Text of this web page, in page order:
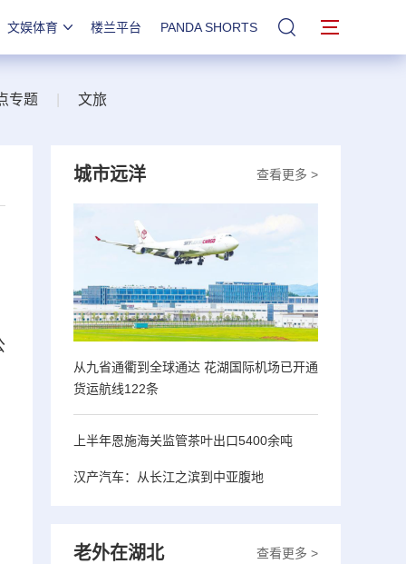
文娱体育 楼兰平台 PANDA SHORTS 站内搜索
专题 文旅
查看更多 >
城市远洋
从九省通衢到全球通达 花湖国际机场已开通
货运航线122条
上半年恩施海关监管茶叶出口5400余吨
汉产汽车：从长江之滨到中亚腹地
查看更多 >
老外在湖北